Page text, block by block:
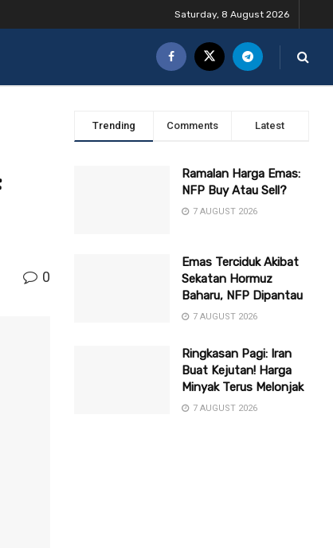
Saturday, 8 August 2026
0
Trending Comments Latest
Ramalan Harga Emas:
NFP Buy Atau Sell?
7 AUGUST 2026
Emas Terciduk Akibat
Sekatan Hormuz
Baharu, NFP Dipantau
7 AUGUST 2026
Ringkasan Pagi: Iran
Buat Kejutan! Harga
Minyak Terus Melonjak
7 AUGUST 2026